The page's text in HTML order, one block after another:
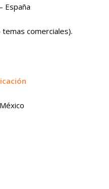
España
comerciales).